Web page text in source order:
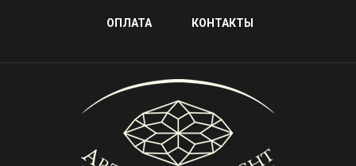
ОПЛАТА КОНТАКТЫ